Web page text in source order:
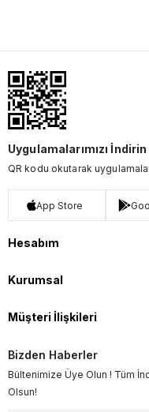
Uygulamalarımızı İndirin
QR kodu okutarak
App Store
Hesabım
Kurumsal
Müşteri İlişkileri
Bizden Haberler
Bültenimize Üye Olun ! Tüm
Olsun!